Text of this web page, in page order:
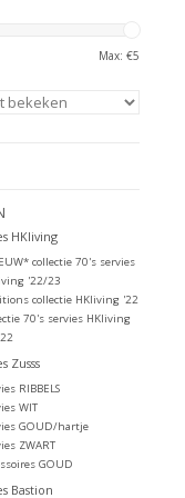
Max: €5
HKliving
collectie 70's servies
'22/23
collectie HKliving '22
70's servies HKliving
Zusss
RIBBELS
WIT
GOUD/hartje
ZWART
GOUD
Bastion